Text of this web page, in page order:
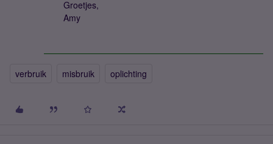
Groetjes,
Amy
verbruik misbruik oplichting